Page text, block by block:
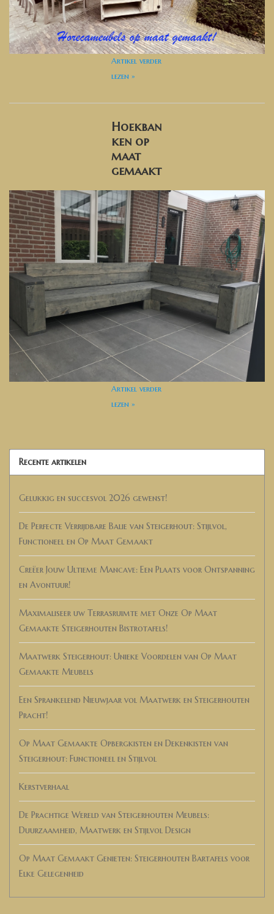
Artikel verder
lezen »
Hoekban
ken op
maat
gemaakt
Artikel verder
lezen »
Recente artikelen
Gelukkig en succesvol 2026 gewenst!
De Perfecte Verrijdbare Balie van Steigerhout: Stijlvol,
Functioneel en Op Maat Gemaakt
Creëer Jouw Ultieme Mancave: Een Plaats voor Ontspanning
en Avontuur!
Maximaliseer uw Terrasruimte met Onze Op Maat
Gemaakte Steigerhouten Bistrotafels!
Maatwerk Steigerhout: Unieke Voordelen van Op Maat
Gemaakte Meubels
Een Sprankelend Nieuwjaar vol Maatwerk en Steigerhouten
Pracht!
Op Maat Gemaakte Opbergkisten en Dekenkisten van
Steigerhout: Functioneel en Stijlvol
Kerstverhaal
De Prachtige Wereld van Steigerhouten Meubels:
Duurzaamheid, Maatwerk en Stijlvol Design
Op Maat Gemaakt Genieten: Steigerhouten Bartafels voor
Elke Gelegenheid